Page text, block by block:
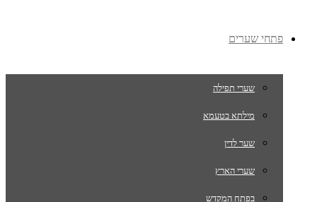
פתחי שערים
שערי תפילה
מילתא בטעמא
שער לדין
שערי הארץ
בפתח המקדש